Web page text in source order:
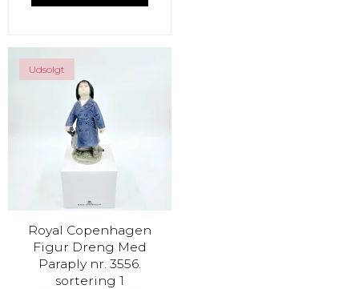
Udsolgt
Royal Copenhagen
Figur Dreng Med
Paraply nr. 3556.
sortering 1